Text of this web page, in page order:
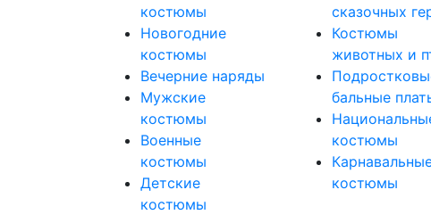
костюмы
Новогодние
костюмы
Вечерние наряды
Мужские
костюмы
Военные
костюмы
Детские
костюмы
сказочных
Костюмы
животных и
бальные
костюмы
костюмы